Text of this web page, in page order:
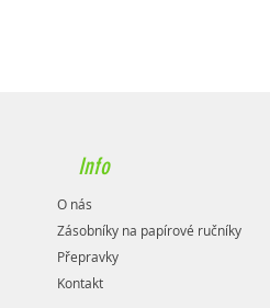
Info
O nás
Zásobníky na papírové ručníky
Přepravky
Kontakt